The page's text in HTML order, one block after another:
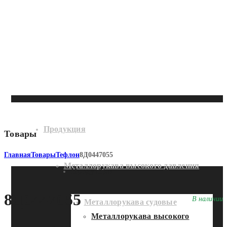
Продукция
Металлорукава высокого давления
Металлорукава судовые
Продукция
Металлорукава высокого
Товары
ГлавнаяТоварыТефлон8Д0447055
В наличии
8Д0447055